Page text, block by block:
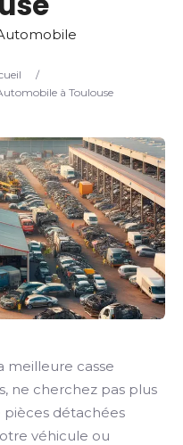
/
à Toulouse
meilleure casse
ne cherchez pas plus
pièces détachées
véhicule ou